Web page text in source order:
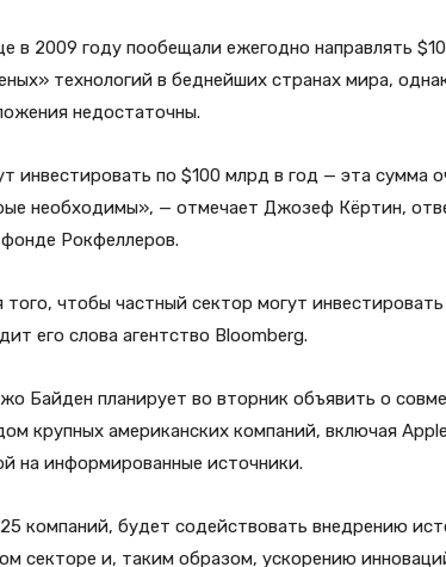
в 2009 году пообещали ежегодно направлять
технологий в беднейших странах мира,
недостаточны.
инвестировать по $100 млрд в год — эта сумма
необходимы», — отмечает Джозеф Кёртин,
Рокфеллеров.
чтобы частный сектор могут инвестировать
его слова агентство Bloomberg.
Байден планирует во вторник объявить о
крупных американских компаний, включая
на информированные источники.
компаний, будет содействовать внедрению
секторе и, таким образом, ускорению